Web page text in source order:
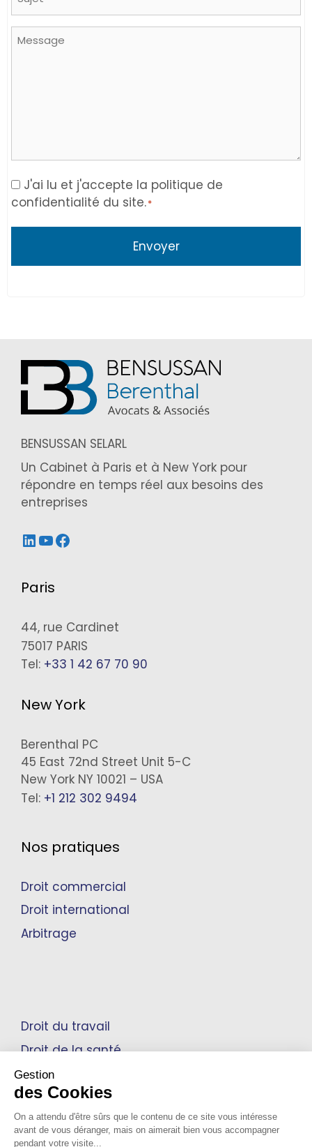
Message
Consent
*
J'ai lu et j'accepte la politique de
confidentialité du site.*
BENSUSSAN SELARL
Un Cabinet à Paris et à New York pour
répondre en temps réel aux besoins des
entreprises
LinkedIn
YouTube
Facebook
Paris
44, rue Cardinet
75017 PARIS
Tel: +33 1 42 67 70 90
New York
Berenthal PC
45 East 72nd Street Unit 5-C
New York NY 10021 – USA
Tel: +1 212 302 9494
Nos pratiques
Droit commercial
Droit international
Arbitrage
Droit du travail
Droit de la santé
Propriété intellectuelle
Gestion
des Cookies
On a attendu d'être sûrs que le contenu de ce site vous intéresse
avant de vous déranger, mais on aimerait bien vous accompagner
pendant votre visite...